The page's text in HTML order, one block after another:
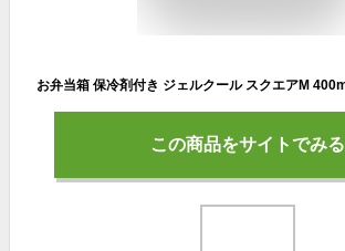
この商品をサイトでみる